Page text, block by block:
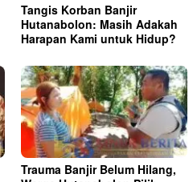
Tangis Korban Banjir
Hutanabolon: Masih Adakah
Harapan Kami untuk Hidup?
Trauma Banjir Belum Hilang,